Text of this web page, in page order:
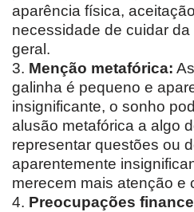
aparência física,
necessidade de cuidar
geral.
3. Menção metafórica:
galinha é pequeno e
insignificante, o sonho
alusão metafórica a algo
representar questões ou
aparentemente
merecem mais atenção e
4. Preocupações